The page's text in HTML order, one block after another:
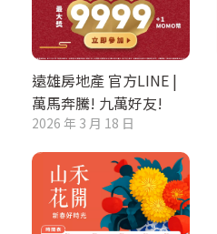
遠雄房地產 官方LINE |
萬馬奔騰! 九萬好友!
2026 年 3 月 18 日